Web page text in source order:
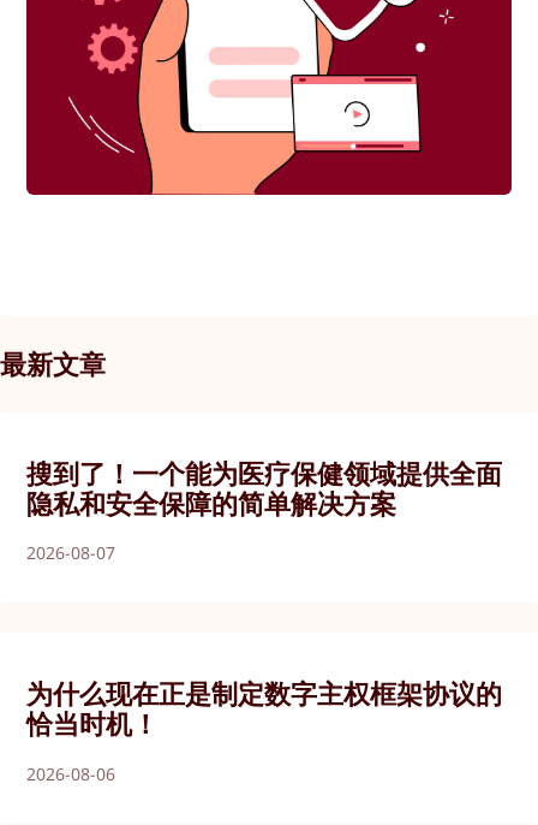
最新文章
搜到了！一个能为医疗保健领域提供全面
隐私和安全保障的简单解决方案
2026-08-07
为什么现在正是制定数字主权框架协议的
恰当时机！
2026-08-06